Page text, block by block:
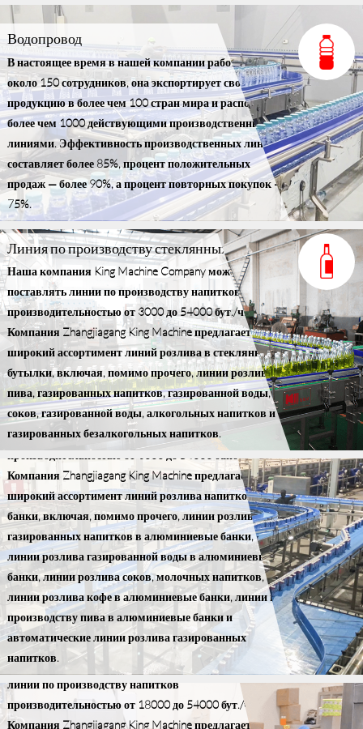
Водопровод
В настоящее время в нашей компании работает
около 150 сотрудников, она экспортирует свою
продукцию в более чем 100 стран мира и располагает
более чем 1000 действующими производственными
линиями. Эффективность производственных линий
составляет более 85%, процент положительных
продаж — более 90%, а процент повторных покупок —
75%.
Линия по производству стеклянных бутылок
Наша компания King Machine Company может
поставлять линии по производству напитков
производительностью от 3000 до 54000 бут./ч.
Компания Zhangjiagang King Machine предлагает
широкий ассортимент линий розлива в стеклянные
бутылки, включая, помимо прочего, линии розлива
пива, газированных напитков, газированной воды,
соков, газированной воды, алкогольных напитков и
газированных безалкогольных напитков.
Линия консервирования напитков
Наша компания King Machine Company предлагает
линии розлива напитков в алюминиевые банки
производительностью от 3000 до 54000 банок в час.
Компания Zhangjiagang King Machine предлагает
широкий ассортимент линий розлива напитков в
банки, включая, помимо прочего, линии розлива
газированных напитков в алюминиевые банки,
линии розлива газированной воды в алюминиевые
банки, линии розлива соков, молочных напитков,
линии розлива кофе в алюминиевые банки, линии по
производству пива в алюминиевые банки и
автоматические линии розлива газированных
напитков.
Линия ПЭТ-упаковки для напитков
Наша компания King Machine Company может
поставлять линии розлива напитков
производительностью от 3000 до 15000 бут./ч или
линии по производству напитков
производительностью от 18000 до 54000 бут./ч.
Компания Zhangjiagang King Machine предлагает